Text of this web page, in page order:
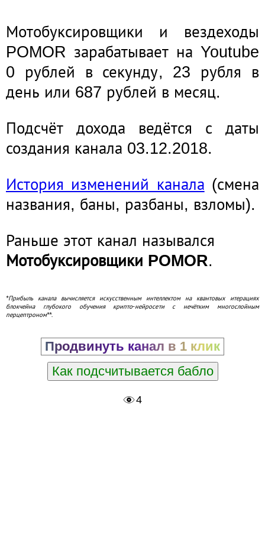
Мотобуксировщики и вездеходы
POMOR зарабатывает на Youtube
0 рублей в секунду, 23 рубля в
день или 687 рублей в месяц.
Подсчёт дохода ведётся с даты
создания канала 03.12.2018.
История изменений канала(смена
названия, баны, разбаны, взломы).
Раньше этот канал назывался
Мотобуксировщики POMOR.
*Прибыль канала вычисляется искусственным интеллектом на квантовых итерациях
блокчейна глубокого обучения крипто-нейросети с нечётким многослойным
перцептроном**.
Продвинуть канал в 1 клик
Как подсчитывается бабло
4